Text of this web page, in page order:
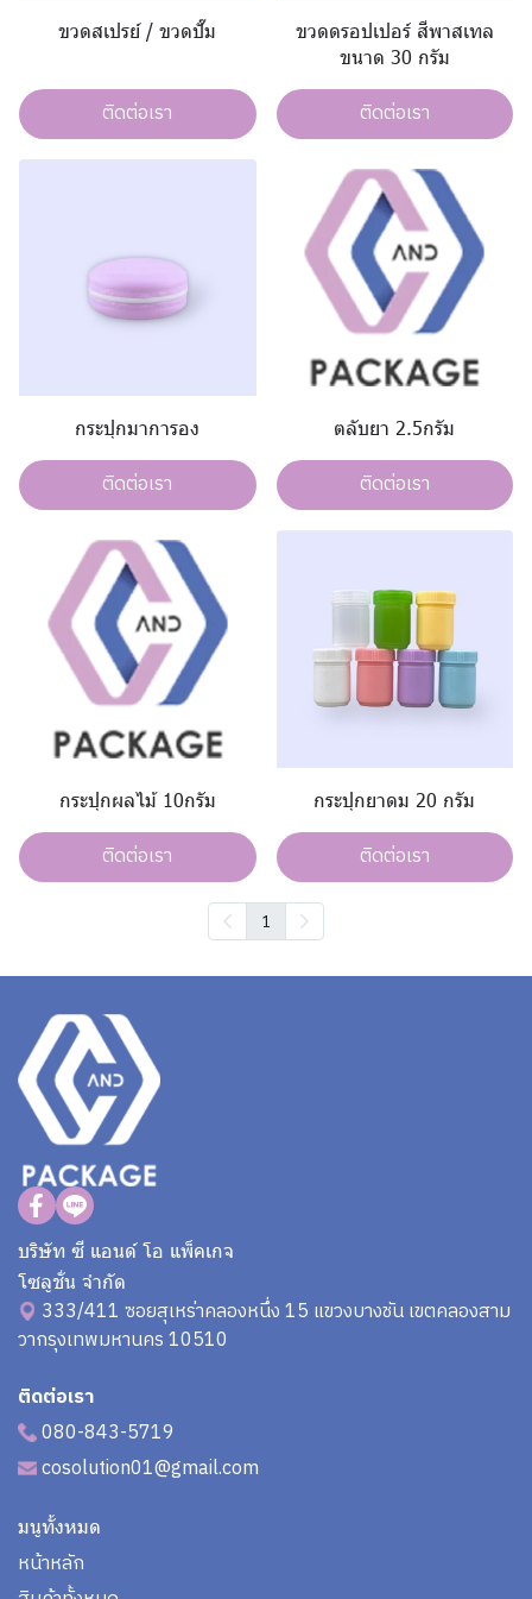
ขวดสเปรย์ / ขวดปั๊ม
ติดต่อเรา
ขวดดรอปเปอร์ สีพาสเทล
ขนาด 30 กรัม
ติดต่อเรา
กระปุกมาการอง
ติดต่อเรา
ตลับยา 2.5กรัม
ติดต่อเรา
กระปุกผลไม้ 10กรัม
ติดต่อเรา
กระปุกยาดม 20 กรัม
ติดต่อเรา
1
บริษัท ซี แอนด์ โอ แพ็คเกจ
โซลูชั่น จำกัด
333/411 ซอยสุเหร่าคลองหนึ่ง 15 แขวงบางชัน เขตคลองสาม
วากรุงเทพมหานคร 10510
ติดต่อเรา
080-843-5719
cosolution01@gmail.com
มนูทั้งหมด
หน้าหลัก